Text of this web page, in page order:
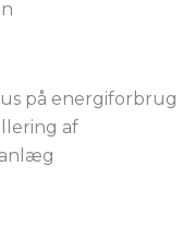
på energiforbrug
af